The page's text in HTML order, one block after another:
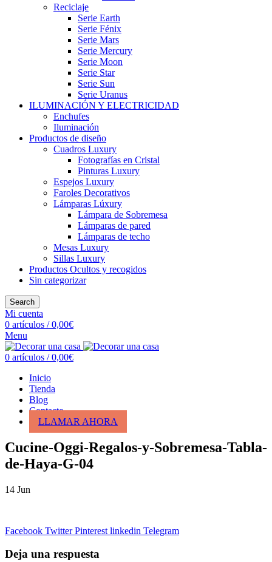
Reciclaje
Serie Earth
Serie Fénix
Serie Mars
Serie Mercury
Serie Moon
Serie Star
Serie Sun
Serie Uranus
ILUMINACIÓN Y ELECTRICIDAD
Enchufes
Iluminación
Productos de diseño
Cuadros Luxury
Fotografías en Cristal
Pinturas Luxury
Espejos Luxury
Faroles Decorativos
Lámparas Lúxury
Lámpara de Sobremesa
Lámparas de pared
Lámparas de techo
Mesas Luxury
Sillas Luxury
Productos Ocultos y recogidos
Sin categorizar
Search
Mi cuenta
0 artículos / 0,00€
Menu
0 artículos / 0,00€
Inicio
Tienda
Blog
Contacto
LLAMAR AHORA
Cucine-Oggi-Regalos-y-Sobremesa-Tabla-
de-Haya-G-04
14 Jun
Facebook Twitter Pinterest linkedin Telegram
Deja una respuesta